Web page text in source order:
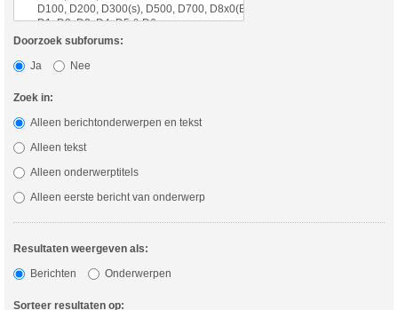
Doorzoek subforums:
Ja
Nee
Zoek in:
Alleen berichtonderwerpen en tekst
Alleen tekst
Alleen onderwerptitels
Alleen eerste bericht van onderwerp
Resultaten weergeven als:
Berichten
Onderwerpen
Sorteer resultaten op: